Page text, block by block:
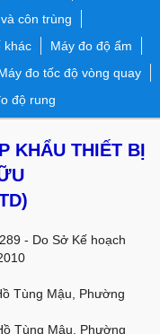
côn trùng
khác
Máy đo độ ẩm
đo tốc độ vòng quay
độ rung
KHẨU THIẾT BỊ
- Do Sở Kế hoạch
Tùng Mậu, Phường
Tùng Mậu, Phường